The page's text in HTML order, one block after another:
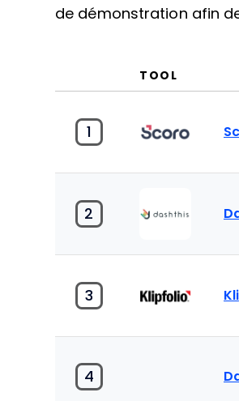
de démonstration afin
TOOL
1
2
3
4